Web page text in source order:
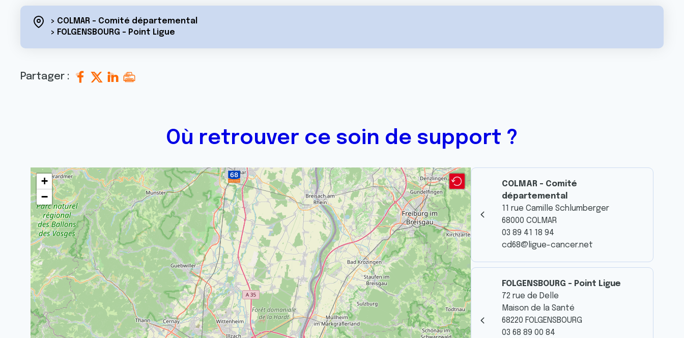
> COLMAR - Comité départemental
> FOLGENSBOURG - Point Ligue
Partager :
Où retrouver ce soin de support ?
+
−
COLMAR - Comité
départemental
11 rue Camille Schlumberger
68000 COLMAR
03 89 41 18 94
cd68@ligue-cancer.net
FOLGENSBOURG - Point Ligue
72 rue de Delle
Maison de la Santé
68220 FOLGENSBOURG
03 68 89 00 84